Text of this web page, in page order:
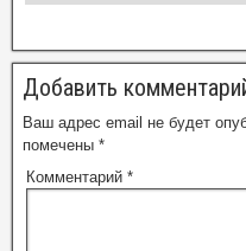
Добавить
Ваш адрес email не будет
помечены *
Комментарий *